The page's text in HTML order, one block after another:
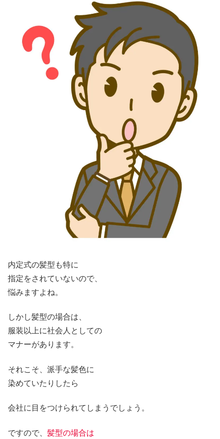
内定式の髪型も特に
指定をされていないので、
悩みますよね。
しかし髪型の場合は、
服装以上に社会人としての
マナーがあります。
それこそ、派手な髪色に
染めていたりしたら
会社に目をつけられてしまうでしょう。
ですので、 髪型の場合は